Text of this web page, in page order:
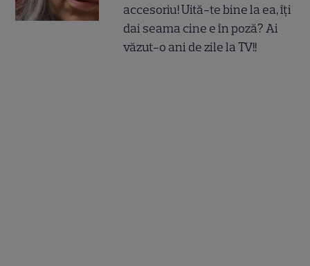
accesoriu! Uită-te bine la ea, îți
dai seama cine e în poză? Ai
văzut-o ani de zile la TV!!